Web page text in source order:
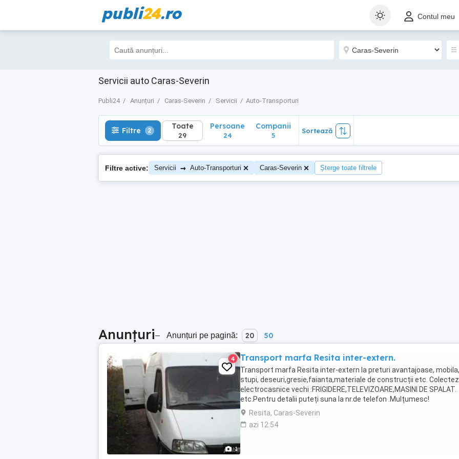
publi24.ro Contul meu
Servicii auto Caras-Severin
Publi24 Anunțuri Caras-Severin Servicii Auto-Transporturi
Filtre 2 Toate
29
Filtre 2 Toate
29
Persoane
24
Companii
5
Sortează
Filtre active: Servicii → Auto-Transporturi Caras-Severin Șterge toate filtrele
Anunțuri– Anunțuri pe pagină: 20 50
1
4 Transport marfa Resita inter-extern.
Transport marfa Resita inter-extern la preturi avantajoase, mobila,
stupi, deseuri,gresie,faianta,materiale de construcții etc. Colectez
electrocasnice vechi :FRIGIDERE,TELEVIZOARE,MASINI DE SPALAT.
etc.Pentru detalii puteți suna la nr.de telefon .Mulțumesc!
Resita, Caras-Severin
azi 12:54